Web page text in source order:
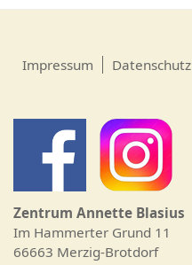
Impressum Datenschutz
Zentrum Annette Blasius
Im Hammerter Grund 11
66663 Merzig-Brotdorf